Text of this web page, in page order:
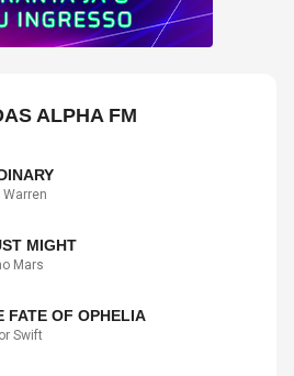
ALPHA FM
Warren
MIGHT
Mars
FATE OF OPHELIA
Swift